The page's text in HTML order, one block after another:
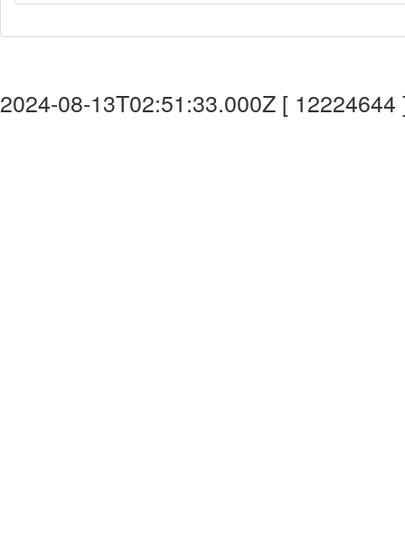
2024-08-13T02:51:33.000Z [ 12224644